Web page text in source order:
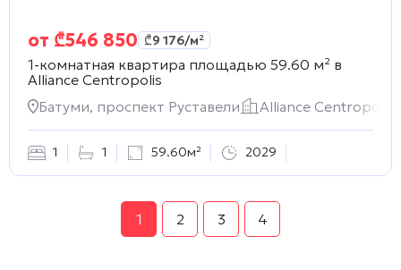
от ₾546 850 ₾9 176/м²
1-комнатная квартира площадью 59.60 м² в
Alliance Centropolis
Батуми, проспект Руставели
Alliance Centropolis
1 1 59.60м² 2029
1 2 3 4